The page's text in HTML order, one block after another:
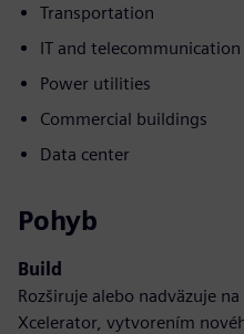
Transportation
IT and telecommunication
Power utilities
Commercial buildings
Data center
Pohyb
Build
Rozširuje alebo nadväzuje
Xcelerator, vytvorením